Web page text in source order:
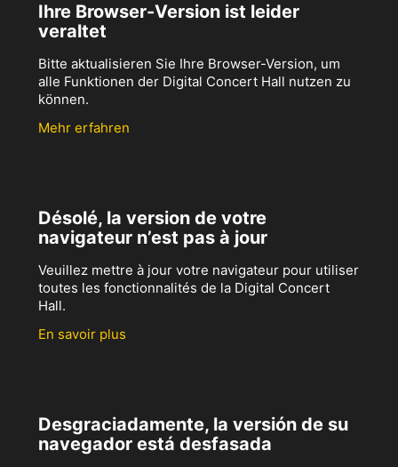
Ihre Browser-Version ist leider
veraltet
Bitte aktualisieren Sie Ihre Browser-Version, um
alle Funktionen der Digital Concert Hall nutzen zu
können.
Mehr erfahren
Désolé, la version de votre
navigateur n’est pas à jour
Veuillez mettre à jour votre navigateur pour utiliser
toutes les fonctionnalités de la Digital Concert
Hall.
En savoir plus
Desgraciadamente, la versión de su
navegador está desfasada